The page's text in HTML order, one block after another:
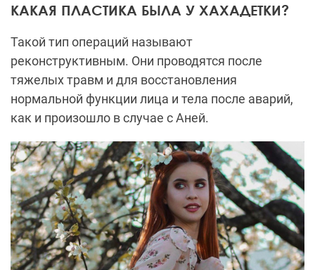
КАКАЯ ПЛАСТИКА БЫЛА У ХАХАДЕТКИ?
Такой тип операций называют
реконструктивным. Они проводятся после
тяжелых травм и для восстановления
нормальной функции лица и тела после аварий,
как и произошло в случае с Аней.